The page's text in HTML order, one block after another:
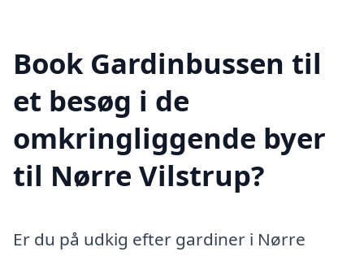
Book Gardinbussen til
et besøg i de
omkringliggende byer
til Nørre Vilstrup?
Er du på udkig efter gardiner i Nørre